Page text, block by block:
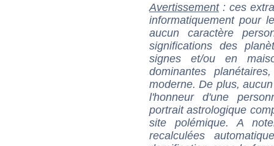
Avertissement: ces
informatiquement pour
aucun caractère
significations des
signes et/ou en
dominantes
moderne. De plus,
l'honneur d'une
portrait astrologique
site polémique. A
recalculées